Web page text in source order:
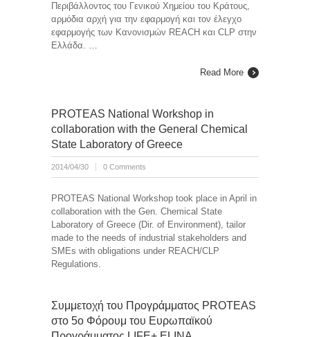
Περιβάλλοντος του Γενικού Χημείου του Κράτους,
αρμόδια αρχή για την εφαρμογή και τον έλεγχο
εφαρμογής των Κανονισμών REACH και CLP στην
Ελλάδα. …
Read More
PROTEAS National Workshop in
collaboration with the General Chemical
State Laboratory of Greece
2014/04/30 0 Comments
PROTEAS National Workshop took place in April in
collaboration with the Gen. Chemical State
Laboratory of Greece (Dir. of Environment), tailor
made to the needs of industrial stakeholders and
SMEs with obligations under REACH/CLP
Regulations.
Συμμετοχή του Προγράμματος PROTEAS
στο 5ο Φόρουμ του Ευρωπαϊκού